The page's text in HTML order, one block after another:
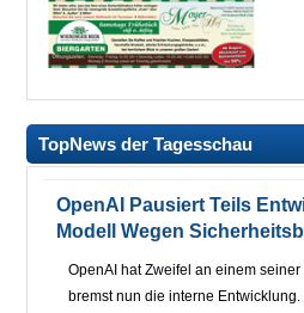
TopNews der Tagesschau
OpenAI Pausiert Teils
Modell Wegen
OpenAI hat Zweifel an einem
bremst nun die interne Entwicklung.